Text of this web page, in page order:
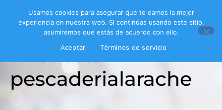
Encuesta
pescaderialarache
Usamos cookies para asegurar que te damos la mejor
experiencia en nuestra web. Si continúas usando este sitio,
asumiremos que estás de acuerdo con ello.
Aceptar
Términos de servicio